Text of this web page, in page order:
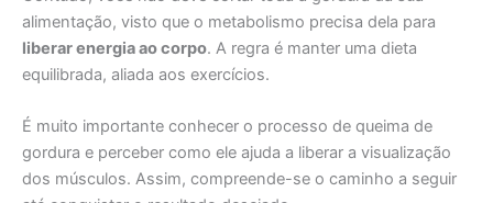
alimentação, visto que o metabolismo precisa dela para
liberar energia ao corpo. A regra é manter uma dieta
equilibrada, aliada aos exercícios.
É muito importante conhecer o processo de queima de
gordura e perceber como ele ajuda a liberar a visualização
dos músculos. Assim, compreende-se o caminho a seguir